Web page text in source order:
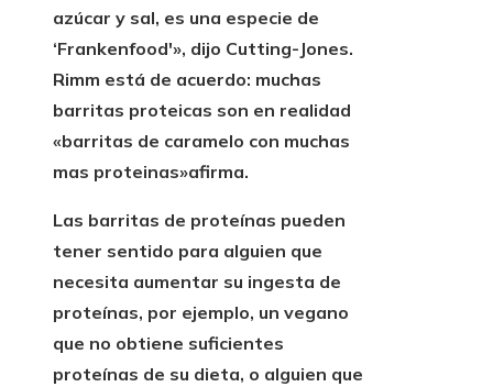
azúcar y sal, es una especie de
‘Frankenfood'», dijo Cutting-Jones.
Rimm está de acuerdo: muchas
barritas proteicas son en realidad
«barritas de caramelo con muchas
mas proteinas»afirma.
Las barritas de proteínas pueden
tener sentido para alguien que
necesita aumentar su ingesta de
proteínas, por ejemplo, un vegano
que no obtiene suficientes
proteínas de su dieta, o alguien que